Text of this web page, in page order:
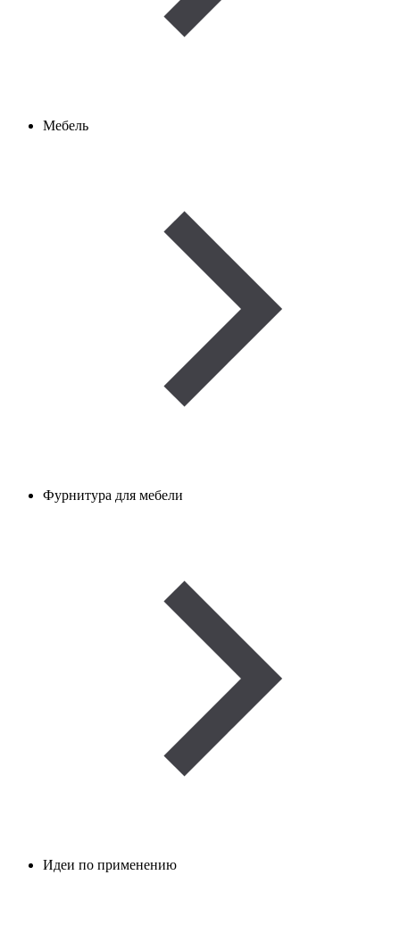
Мебель
Фурнитура для мебели
Идеи по применению